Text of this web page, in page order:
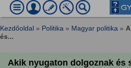
Kezdőoldal » Politika » Magyar politika »
és...
Akik nyugaton dolgoznak és